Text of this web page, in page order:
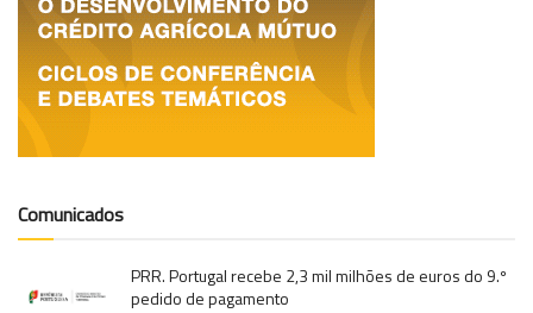
Comunicados
PRR. Portugal recebe 2,3 mil milhões de euros do 9.º
pedido de pagamento